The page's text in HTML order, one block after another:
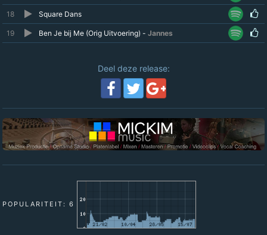
18 Square Dans
19 Ben Je bij Me (Orig Uitvoering) - Jannes
Deel deze release:
POPULARITEIT: 6